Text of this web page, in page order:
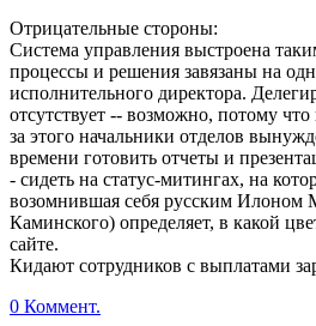
Отрицательные стороны:
Система управления выстроена
процессы и решения завязаны на
исполнительного директора.
отсутствует -- возможно, потому
за этого начальники отделов
времени готовить отчеты и
- сидеть на статус-митингах, на
возомнившая себя русским Илоном
Каминского) определяет, в какой
сайте.
Кидают сотрудников с выплатами
0 Коммент.